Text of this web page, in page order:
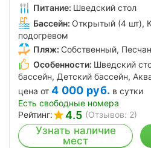
Питание: Шведский стол
Бассейн: Открытый (4 шт),
подогревом
Пляж: Собственный,
Особенности: Шведский
бассейн, Детский бассейн,
цена от 4 000 руб. в сутки
Есть свободные номера
Рейтинг:
4.5 (Отзывов: 2)
Узнать наличие
мест